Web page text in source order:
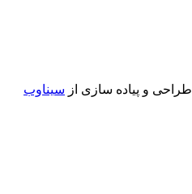
طراحی و پیاده سازی از سیناوب